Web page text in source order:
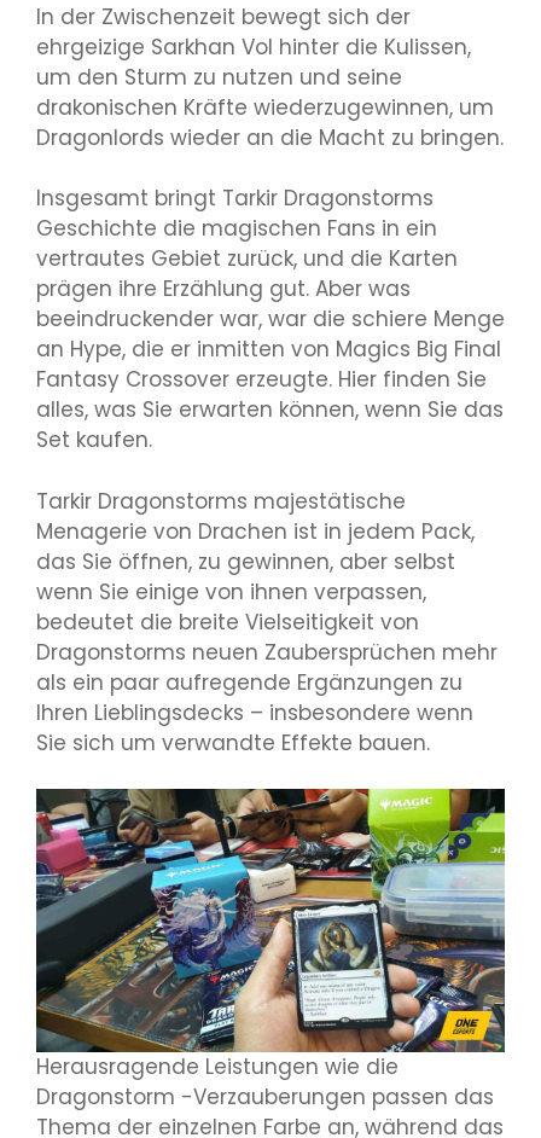
In der Zwischenzeit bewegt sich der
ehrgeizige Sarkhan Vol hinter die Kulissen,
um den Sturm zu nutzen und seine
drakonischen Kräfte wiederzugewinnen, um
Dragonlords wieder an die Macht zu bringen.
Insgesamt bringt Tarkir Dragonstorms
Geschichte die magischen Fans in ein
vertrautes Gebiet zurück, und die Karten
prägen ihre Erzählung gut. Aber was
beeindruckender war, war die schiere Menge
an Hype, die er inmitten von Magics Big Final
Fantasy Crossover erzeugte. Hier finden Sie
alles, was Sie erwarten können, wenn Sie das
Set kaufen.
Tarkir Dragonstorms majestätische
Menagerie von Drachen ist in jedem Pack,
das Sie öffnen, zu gewinnen, aber selbst
wenn Sie einige von ihnen verpassen,
bedeutet die breite Vielseitigkeit von
Dragonstorms neuen Zaubersprüchen mehr
als ein paar aufregende Ergänzungen zu
Ihren Lieblingsdecks – insbesondere wenn
Sie sich um verwandte Effekte bauen.
Herausragende Leistungen wie die
Dragonstorm -Verzauberungen passen das
Thema der einzelnen Farbe an, während das